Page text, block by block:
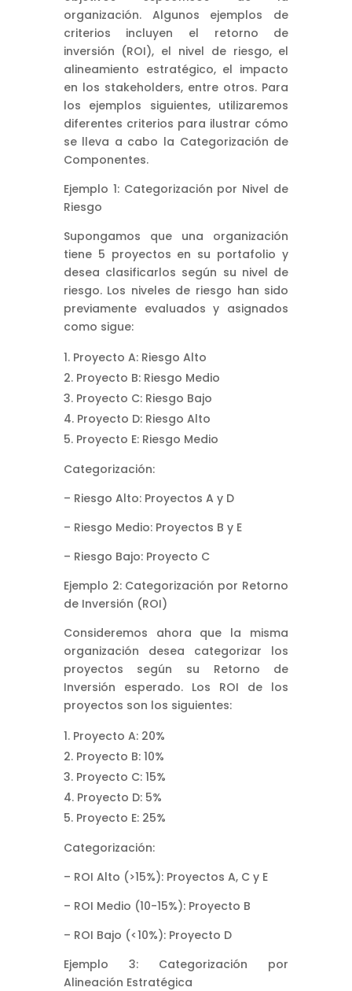
organización. Algunos ejemplos de
criterios incluyen el retorno de
inversión (ROI), el nivel de riesgo, el
alineamiento estratégico, el impacto
en los stakeholders, entre otros. Para
los ejemplos siguientes, utilizaremos
diferentes criterios para ilustrar cómo
se lleva a cabo la Categorización de
Componentes.
Ejemplo 1: Categorización por Nivel de
Riesgo
Supongamos que una organización
tiene 5 proyectos en su portafolio y
desea clasificarlos según su nivel de
riesgo. Los niveles de riesgo han sido
previamente evaluados y asignados
como sigue:
Proyecto A: Riesgo Alto
Proyecto B: Riesgo Medio
Proyecto C: Riesgo Bajo
Proyecto D: Riesgo Alto
Proyecto E: Riesgo Medio
Categorización:
– Riesgo Alto: Proyectos A y D
– Riesgo Medio: Proyectos B y E
– Riesgo Bajo: Proyecto C
Ejemplo 2: Categorización por Retorno
de Inversión (ROI)
Consideremos ahora que la misma
organización desea categorizar los
proyectos según su Retorno de
Inversión esperado. Los ROI de los
proyectos son los siguientes:
Proyecto A: 20%
Proyecto B: 10%
Proyecto C: 15%
Proyecto D: 5%
Proyecto E: 25%
Categorización:
– ROI Alto (>15%): Proyectos A, C y E
– ROI Medio (10-15%): Proyecto B
– ROI Bajo (<10%): Proyecto D
Ejemplo 3: Categorización por
Alineación Estratégica